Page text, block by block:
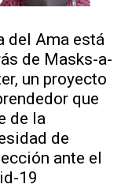
del Ama está
de Masks-a-
un proyecto
que
de la
de
ante el
19